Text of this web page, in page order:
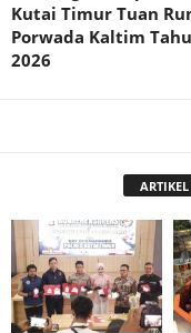
Kutai Timur Tuan
Porwada Kaltim
2026